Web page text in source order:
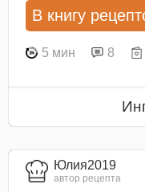
В книгу
5 мин 8
Юлия2019
автор рецепта